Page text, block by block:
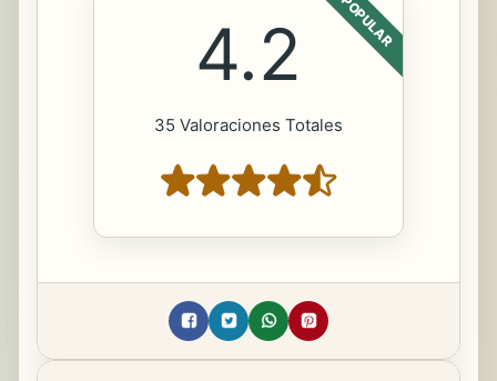
POPULAR
4.2
35 Valoraciones Totales